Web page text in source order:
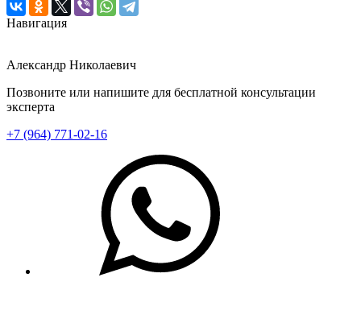
Навигация
Александр Николаевич
Позвоните или напишите для бесплатной консультации
эксперта
+7 (964) 771-02-16